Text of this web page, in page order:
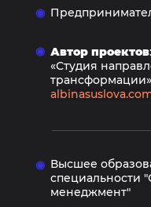
Автор проектов
«Студия
трансформации»
◉
◉
Высшее
специальности
менеджмент"
◉